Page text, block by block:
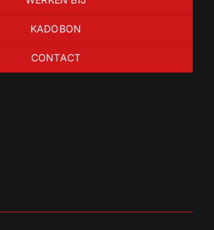
KADOBON
CONTACT